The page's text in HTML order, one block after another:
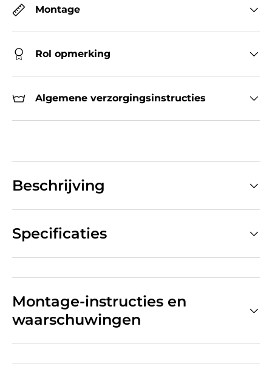
Montage
Rol opmerking
Algemene verzorgingsinstructies
Beschrijving
Specificaties
Montage-instructies en
waarschuwingen